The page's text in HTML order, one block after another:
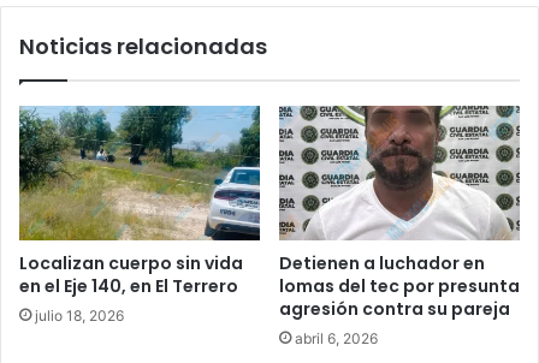
Noticias relacionadas
Localizan cuerpo sin vida
en el Eje 140, en El Terrero
julio 18, 2026
Detienen a luchador en
lomas del tec por presunta
agresión contra su pareja
abril 6, 2026